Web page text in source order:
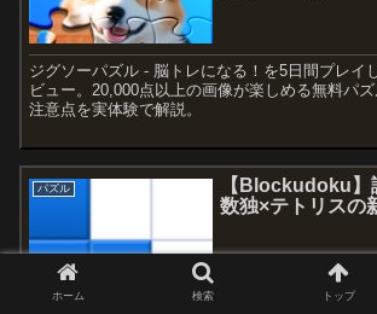
ジグソーパズル - 脳トレになる！を5日間プレイ
ビュー。20,000点以上の画像が楽しめる無料パ
注意点を実体験で解説。
パズル
【Blockudoku】
数独×テトリスの
ホーム 検索 トップ